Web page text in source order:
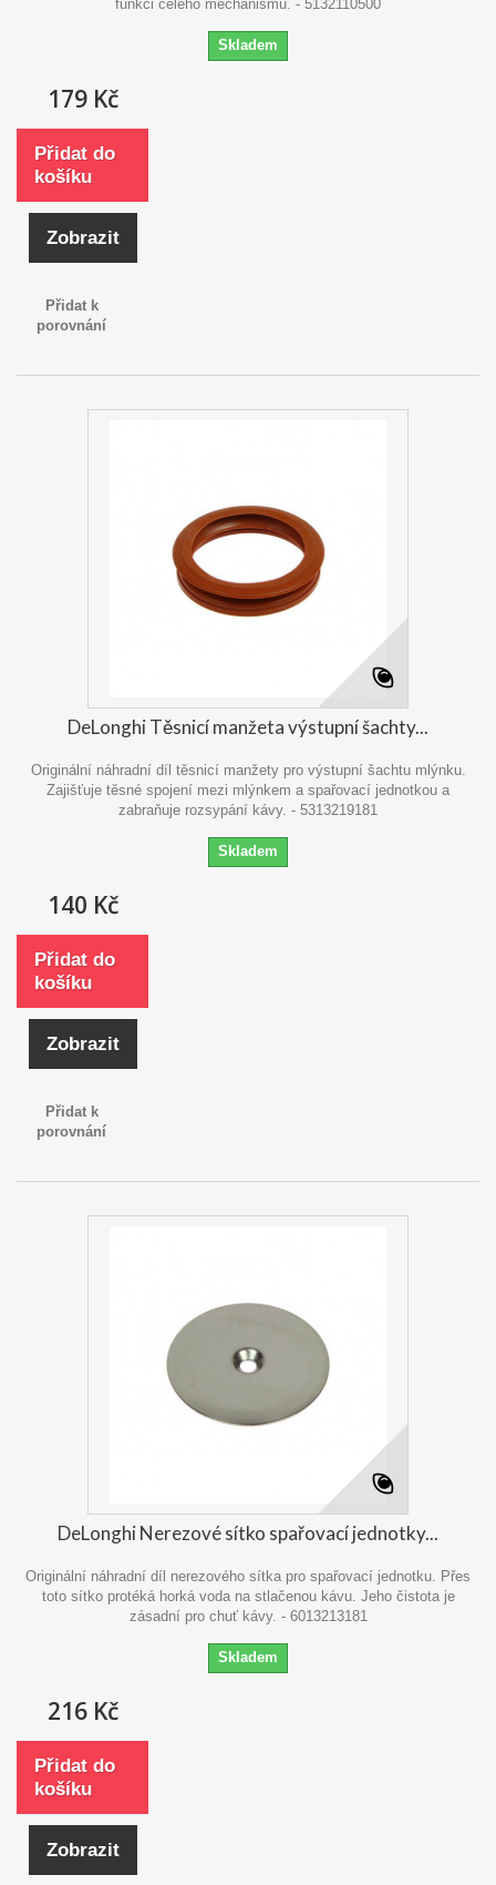
funkci celého mechanismu. - 5132110500
Skladem
179 Kč
Přidat do
košíku
Zobrazit
Přidat k
porovnání
DeLonghi Těsnicí manžeta výstupní šachty...
Originální náhradní díl těsnicí manžety pro výstupní šachtu mlýnku.
Zajišťuje těsné spojení mezi mlýnkem a spařovací jednotkou a
zabraňuje rozsypání kávy. - 5313219181
Skladem
140 Kč
Přidat do
košíku
Zobrazit
Přidat k
porovnání
DeLonghi Nerezové sítko spařovací jednotky...
Originální náhradní díl nerezového sítka pro spařovací jednotku. Přes
toto sítko protéká horká voda na stlačenou kávu. Jeho čistota je
zásadní pro chuť kávy. - 6013213181
Skladem
216 Kč
Přidat do
košíku
Zobrazit